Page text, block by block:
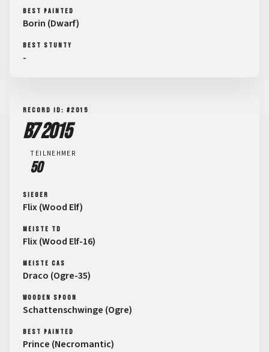
BEST PAINTED
Borin (Dwarf)
BEST STUNTY
-
RECORD ID: #2015
B7 2015
TEILNEHMER
50
SIEGER
Flix (Wood Elf)
MEISTE TD
Flix (Wood Elf-16)
MEISTE CAS
Draco (Ogre-35)
WOODEN SPOON
Schattenschwinge (Ogre)
BEST PAINTED
Prince (Necromantic)